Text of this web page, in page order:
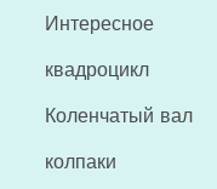
Интересное
квадроцикл
Коленчатый вал
колпаки